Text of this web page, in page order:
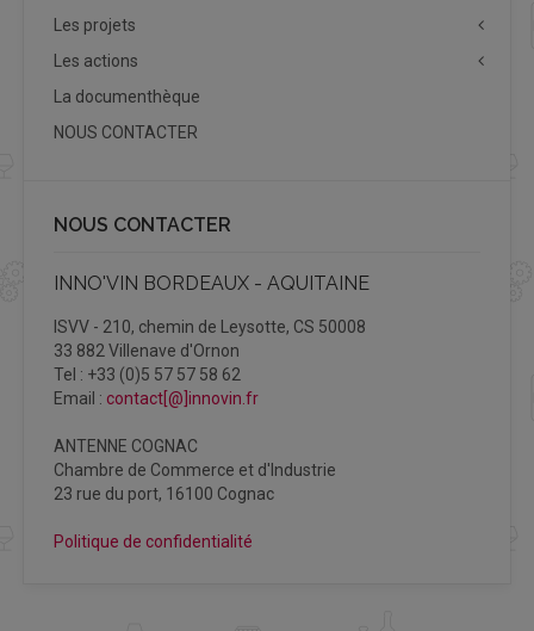
Les projets
Les actions
La documenthèque
NOUS CONTACTER
NOUS CONTACTER
INNO'VIN BORDEAUX - AQUITAINE
ISVV - 210, chemin de Leysotte, CS 50008
33 882 Villenave d'Ornon
Tel : +33 (0)5 57 57 58 62
Email : contact[@]innovin.fr
ANTENNE COGNAC
Chambre de Commerce et d'Industrie
23 rue du port, 16100 Cognac
Politique de confidentialité